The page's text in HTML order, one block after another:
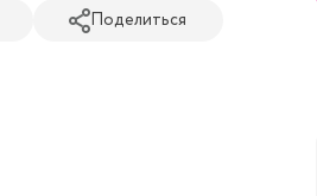
Поделиться